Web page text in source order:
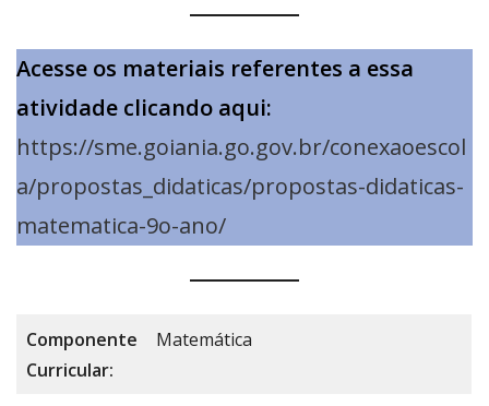
Acesse os materiais referentes a essa
atividade clicando aqui:
https://sme.goiania.go.gov.br/conexaoescol
a/propostas_didaticas/propostas-didaticas-
matematica-9o-ano/
Componente
Curricular:
Matemática